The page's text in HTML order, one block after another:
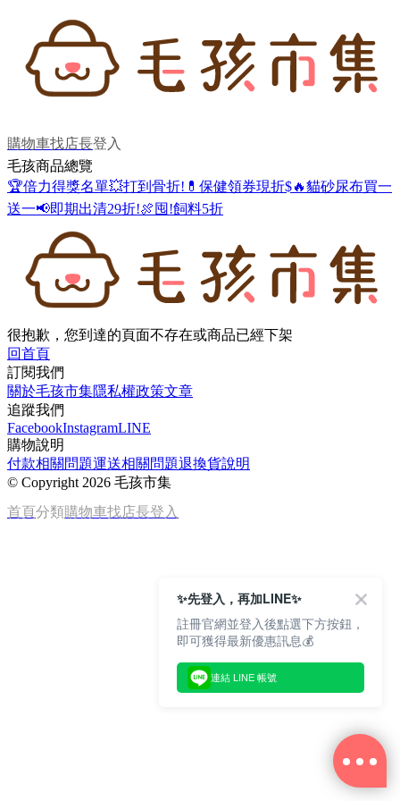
購物車找店長登入
毛孩商品總覽
🏆倍力得獎名單💥打到骨折! 💊保健領券現折$🔥貓砂尿布買一
送一📢即期出清29折!🍖囤!飼料5折
很抱歉，您到達的頁面不存在或商品已經下架
回首頁
訂閱我們
關於毛孩市集隱私權政策文章
追蹤我們
FacebookInstagramLINE
購物說明
付款相關問題運送相關問題退換貨說明
© Copyright 2026 毛孩市集
首頁分類購物車找店長登入
✨先登入，再加LINE✨
註冊官網並登入後點選下方按鈕，
即可獲得最新優惠訊息💰
連結 LINE 帳號